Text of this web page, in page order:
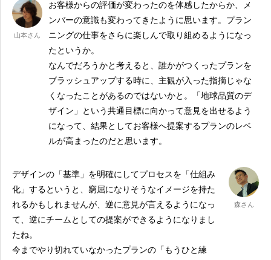
山本さん
お客様からの評価が変わったのを体感したからか、メ
ンバーの意識も変わってきたように思います。プラン
ニングの仕事をさらに楽しんで取り組めるようになっ
たというか。
なんでだろうかと考えると、誰かがつくったプランを
ブラッシュアップする時に、主観が入った指摘じゃな
くなったことがあるのではないかと。「地球品質のデ
ザイン」という共通目標に向かって意見を出せるよう
になって、結果としてお客様へ提案するプランのレベ
ルが高まったのだと思います。
森さん
デザインの「基準」を明確にしてプロセスを「仕組み
化」するというと、窮屈になりそうなイメージを持た
れるかもしれませんが、逆に意見が言えるようになっ
て、逆にチームとしての提案ができるようになりまし
たね。
今までやり切れていなかったプランの「もうひと練